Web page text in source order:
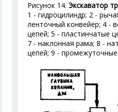
Рисунок 14.Экскаватор
1 - гидроцилиндр; 2 -
ленточный конвейер; 4 -
цепей; 5 - пластинчатые
7 - наклонная рама; 8 -
цепей; 9 -